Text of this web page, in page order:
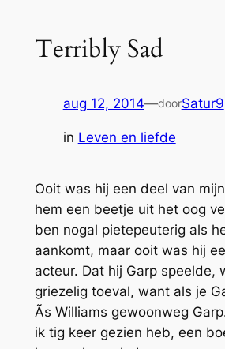
Terribly Sad
aug 12, 2014—doorSatur9
in Leven en liefde
Ooit was hij een deel van
hem een beetje uit het oog
ben nogal pietepeuterig als
aankomt, maar ooit was hij
acteur. Dat hij Garp speelde,
griezelig toeval, want als je
Ã­s Williams gewoonweg
ik tig keer gezien heb, een